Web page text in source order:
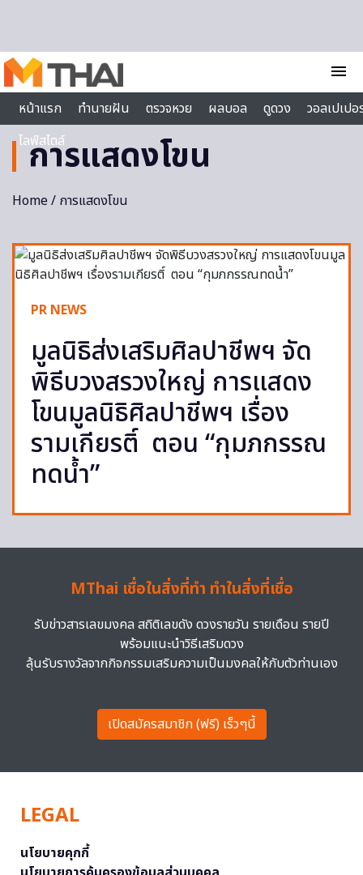
menu
หน้าแรก
ทำนายฝัน ตรวจหวย ผลบอล ดูดวง
วอลเปเป
ไลฟ์สไตล์
การแสดงโขน
Home/ การแสดงโขน
PR NEWS
มูลนิธิส่งเสริมศิลปาชีพฯ จัด
พิธีบวงสรวงใหญ่ การแสดง
โขนมูลนิธิศิลปาชีพฯ เรื่อง
รามเกียรติ์ ตอน “กุมภกรรณ
ทดน้ำ”
MThai เชื่อในสิ่งที่ทำ ทำในสิ่งที่เชื่อ
รับข่าวสารเลขมงคล สถิติเลขดัง ดวงรายวัน รายเดือน รายปี
พร้อมแนะนำวิธีเสริมดวง
ลุ้นรับรางวัลจากกิจกรรมเสริมความเป็นมงคลให้กับตัวท่านเอง
เปิดสมัครสมาชิก (ฟรี) เร็วๆนี้
LEGAL
นโยบายคุกกี้